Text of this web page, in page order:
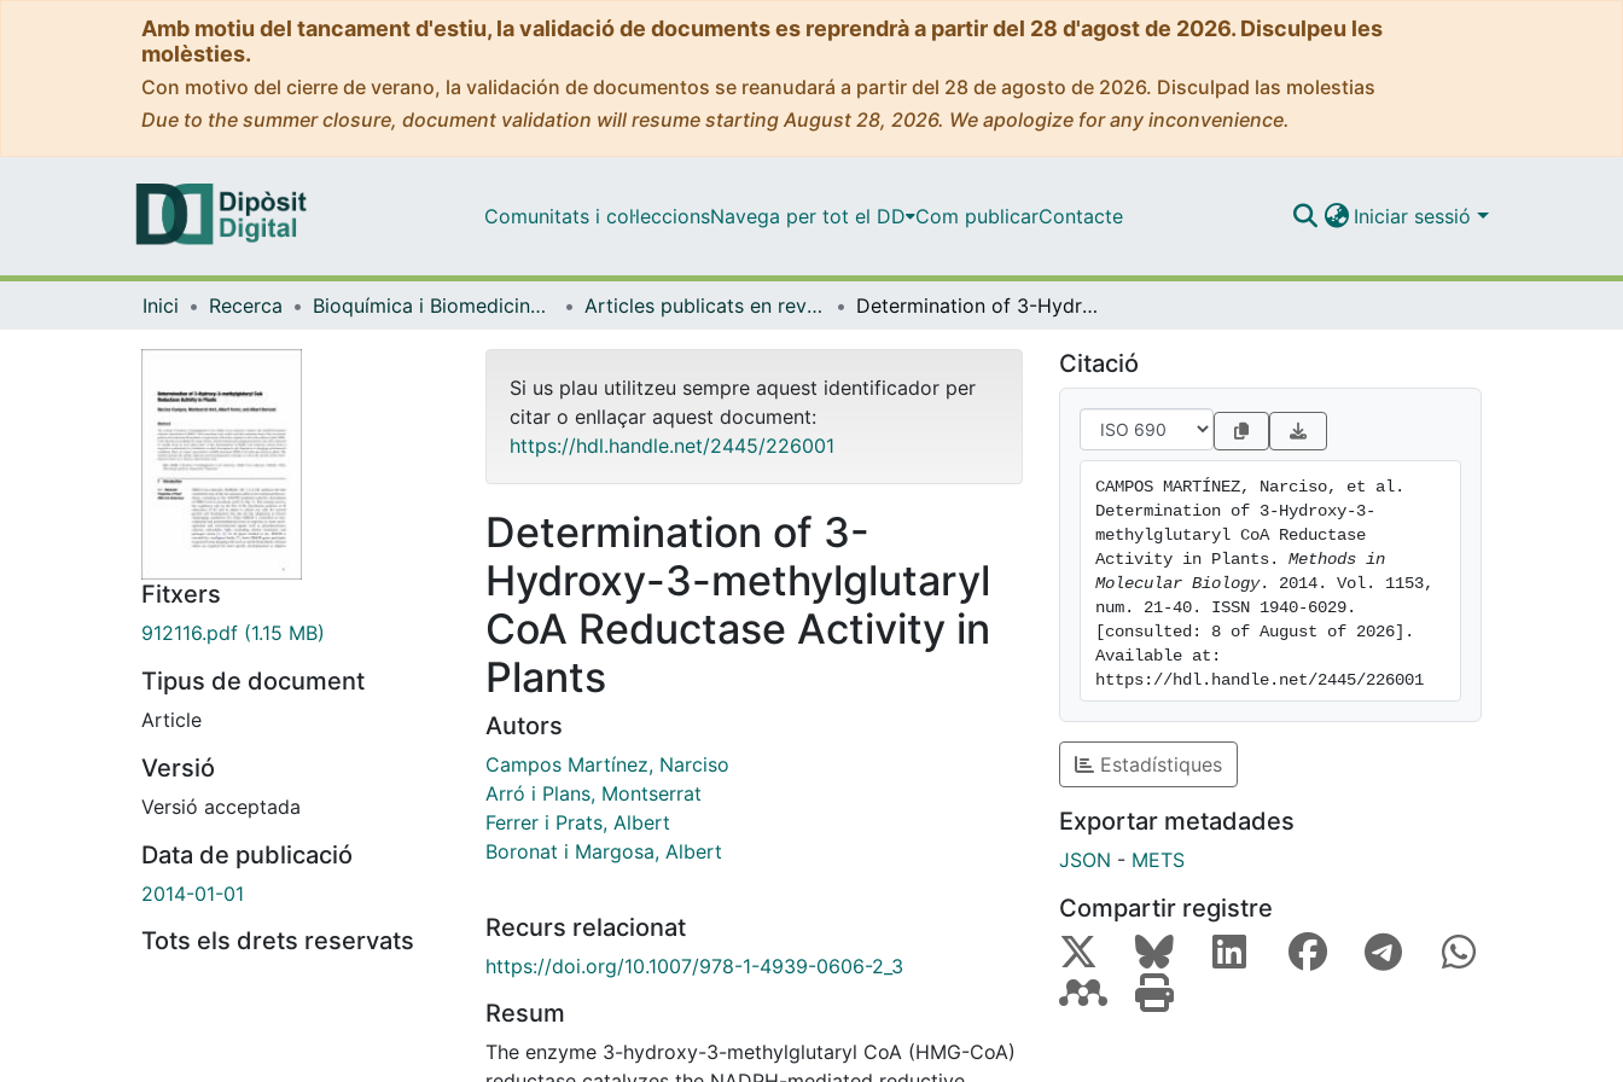
Amb motiu del tancament d'estiu, la validació de documents es reprendrà a partir del 28 d'agost de 2026. Disculpeu les
molèsties.
Con motivo del cierre de verano, la validación de documentos se reanudará a partir del 28 de agosto de 2026. Disculpad las molestias
Due to the summer closure, document validation will resume starting August 28, 2026. We apologize for any inconvenience.
Comunitats i col·leccionsNavega per tot el DD Com publicarContacte Iniciar sessió
Inici Recerca Bioquímica i Biomedicina Molecular Articles publicats en revistes (Bioquímica i Biomedicina Molecular) Determination of 3-Hydroxy-3-methylglutaryl CoA Reductase Activity in Plants
Fitxers
912116.pdf (1.15 MB)
Tipus de document
Article
Versió
Versió acceptada
Data de publicació
2014-01-01
Tots els drets reservats
Si us plau utilitzeu sempre aquest identificador per
citar o enllaçar aquest document:
https://hdl.handle.net/2445/226001
Determination of 3-
Hydroxy-3-methylglutaryl
CoA Reductase Activity in
Plants
Autors
Campos Martínez, Narciso
Arró i Plans, Montserrat
Ferrer i Prats, Albert
Boronat i Margosa, Albert
Recurs relacionat
https://doi.org/10.1007/978-1-4939-0606-2_3
Resum
The enzyme 3-hydroxy-3-methylglutaryl CoA (HMG-CoA)
Citació
CAMPOS MARTÍNEZ, Narciso, et al.
Determination of 3-Hydroxy-3-
methylglutaryl CoA Reductase
Activity in Plants. Methods in
Molecular Biology. 2014. Vol. 1153,
num. 21-40. ISSN 1940-6029.
[consulted: 8 of August of 2026].
Available at:
https://hdl.handle.net/2445/226001
Estadístiques
Exportar metadades
JSON - METS
Compartir registre